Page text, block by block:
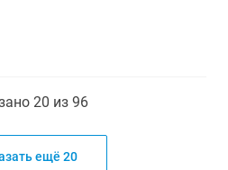
20 из 96
ещё 20